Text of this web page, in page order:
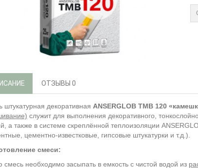
ОТЗЫВЫ 0
штукатурная декоративная ANSERGLOB ТМВ 120
служит для выполнения декоративного,
а также в системе скреплённой теплоизоляции
цементно-известковые, гипсовые штукатурки и т.д.).
смеси:
смесь необходимо засыпать в емкость с чистой водой из